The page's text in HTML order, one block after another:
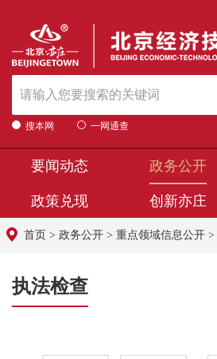
搜本网 一网通查
要闻动态 政务公开
政策兑现 创新亦庄
首页 > 政务公开 > 重点领域信息公开 >
执法检查